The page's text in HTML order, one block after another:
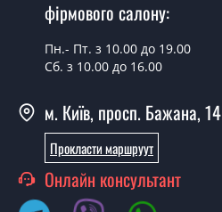
фірмового салону:
Пн.- Пт. з 10.00 до 19.00
Сб. з 10.00 до 16.00
м. Київ, просп. Бажана, 14
Прокласти маршруут
Онлайн консультант